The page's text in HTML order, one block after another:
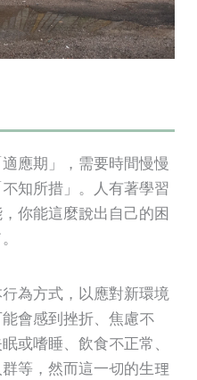
應期」，需要時間慢慢
知所措」。人有著學習
你能這麼說出自己的困
為方式，以應對新環境
會感到挫折、焦慮不
或嗜睡、飲食不正常、
等，然而這一切的生理